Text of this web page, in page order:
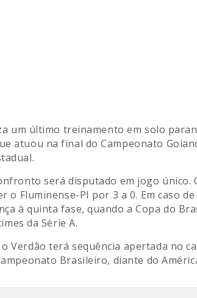
um último treinamento em solo
atuou na final do Campeonato
será disputado em jogo único.
o Fluminense-PI por 3 a 0. Em caso
à quinta fase, quando a Copa do
da Série A.
Verdão terá sequência apertada no
Brasileiro, diante do